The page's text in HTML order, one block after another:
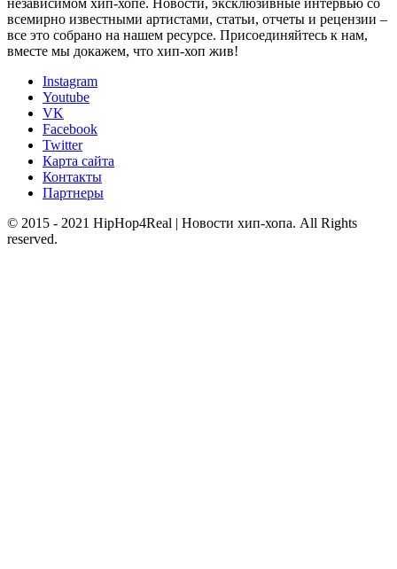
независимом хип-хопе. Новости, эксклюзивные интервью со
всемирно известными артистами, статьи, отчеты и рецензии –
все это собрано на нашем ресурсе. Присоединяйтесь к нам,
вместе мы докажем, что хип-хоп жив!
Instagram
Youtube
VK
Facebook
Twitter
Карта сайта
Контакты
Партнеры
© 2015 - 2021 HipHop4Real | Новости хип-хопа. All Rights
reserved.